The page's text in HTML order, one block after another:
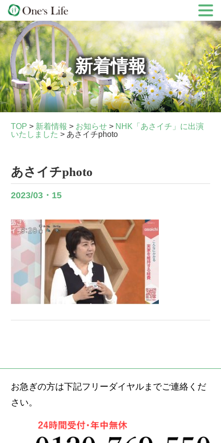
Skip
to
content
新着情報
TOP > 新着情報 > お知らせ > NHK「あさイチ」に出演
いたしました > あさイチphoto
あさイチphoto
2023/03・15
お急ぎの方は下記フリーダイヤルまでご連絡くだ
さい。